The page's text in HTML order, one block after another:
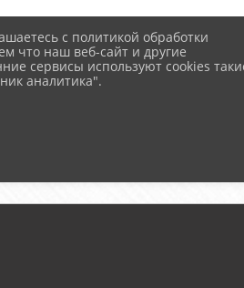
с политикой обработки
что наш веб-сайт и другие
сервисы используют cookies
аналитика".